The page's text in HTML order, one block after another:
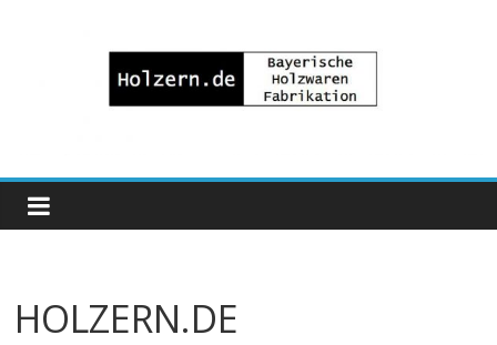
Bayrische
Holzwaren
Fabrikation
HOLZERN.DE